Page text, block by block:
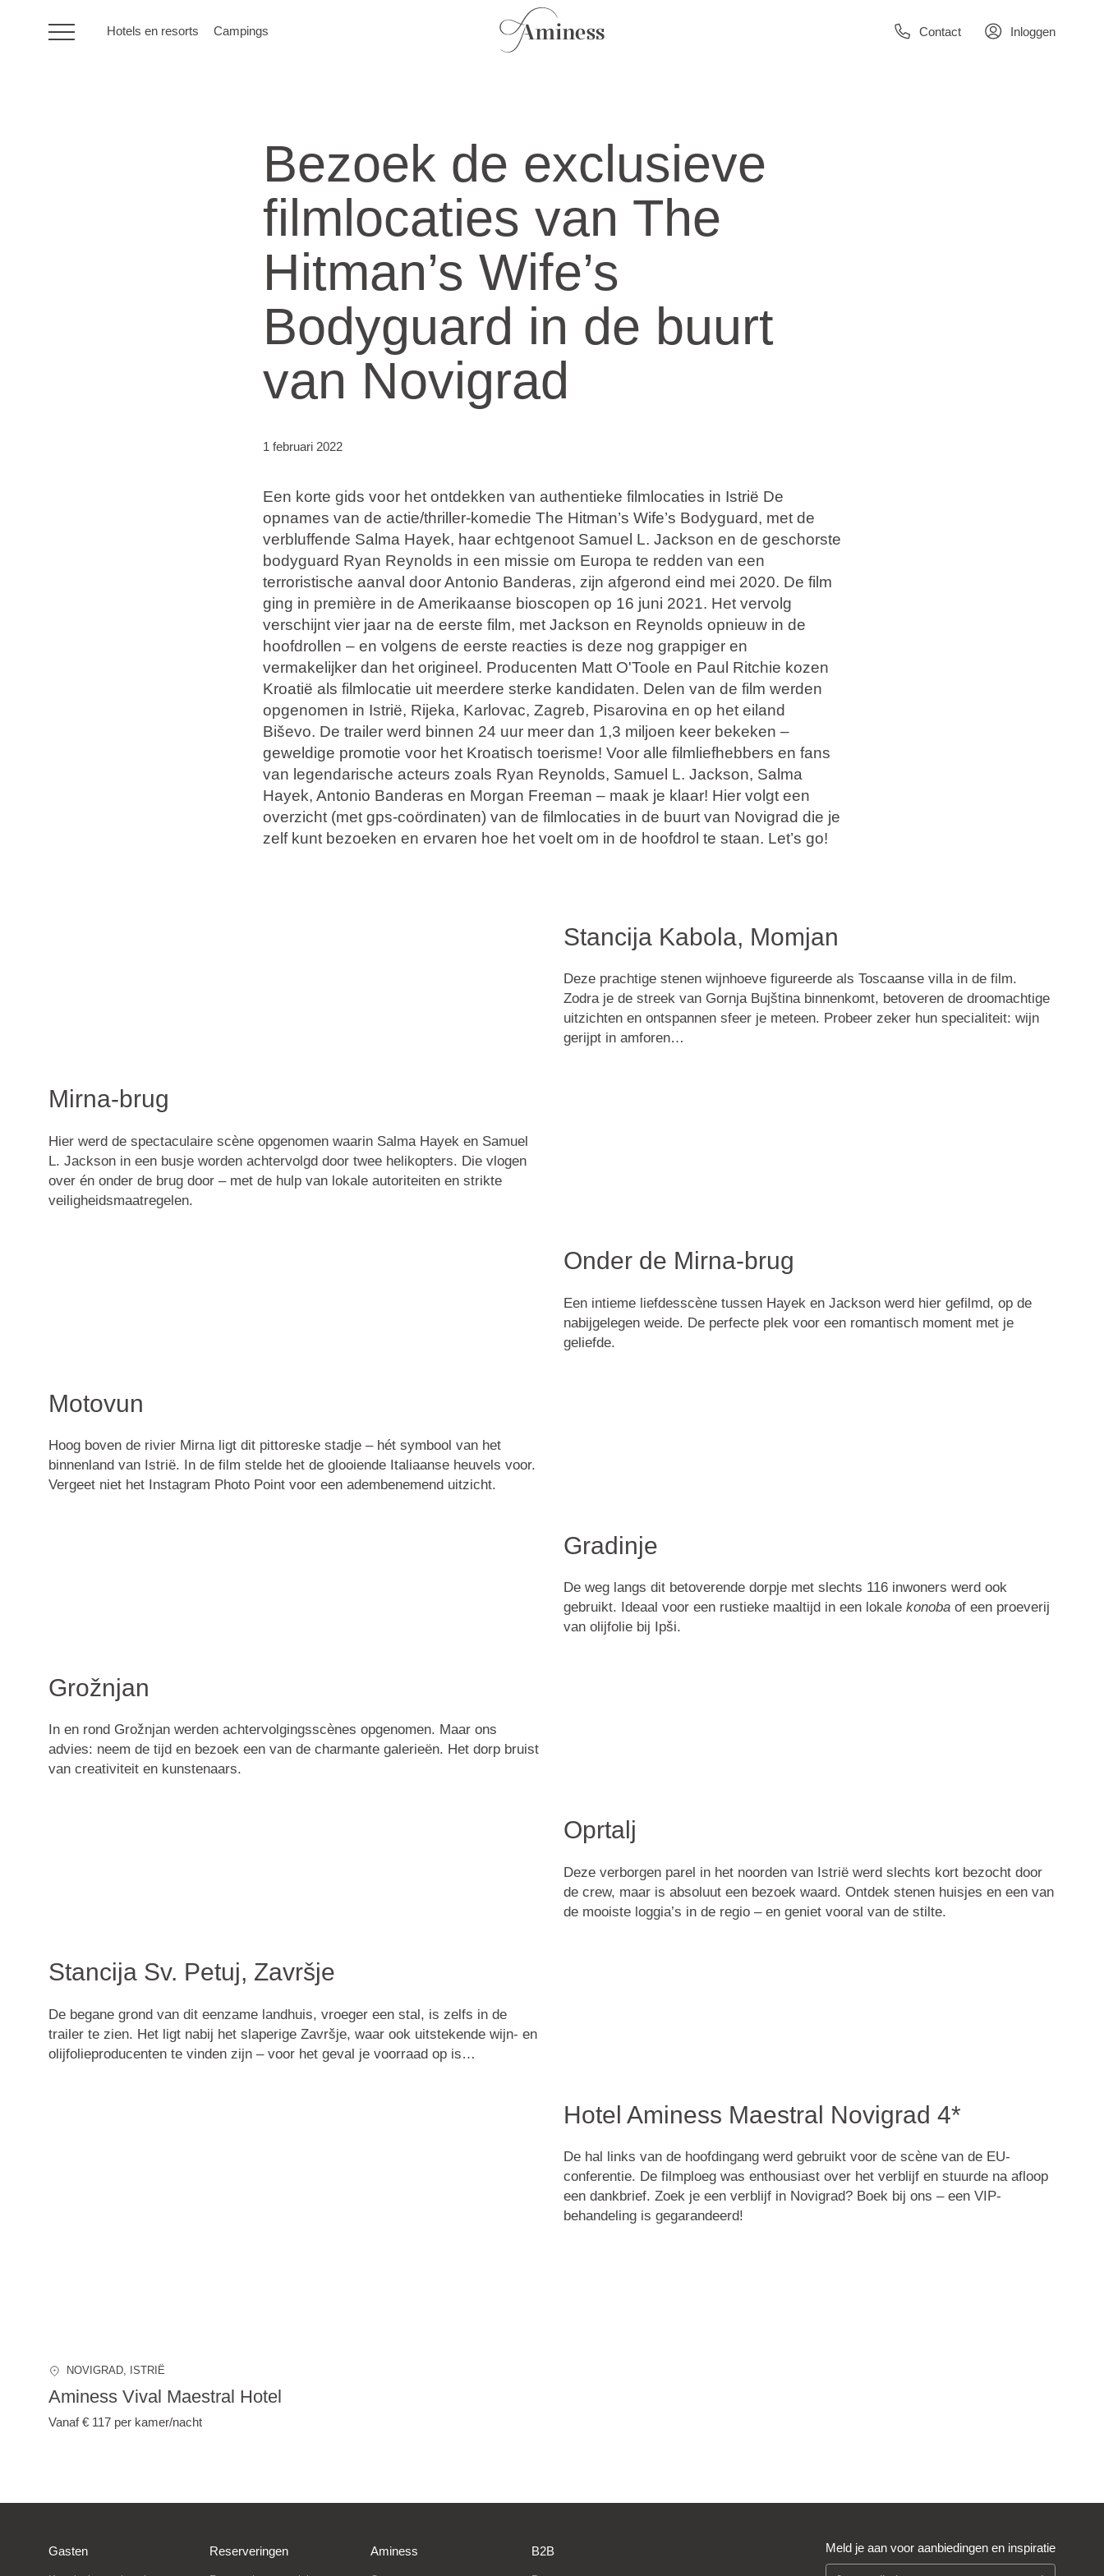
Hotels en resorts Campings Contact Inloggen
Bezoek de exclusieve
filmlocaties van The
Hitman’s Wife’s
Bodyguard in de buurt
van Novigrad
1 februari 2022
Een korte gids voor het ontdekken van authentieke filmlocaties in Istrië De
opnames van de actie/thriller-komedie The Hitman’s Wife’s Bodyguard, met de
verbluffende Salma Hayek, haar echtgenoot Samuel L. Jackson en de geschorste
bodyguard Ryan Reynolds in een missie om Europa te redden van een
terroristische aanval door Antonio Banderas, zijn afgerond eind mei 2020. De film
ging in première in de Amerikaanse bioscopen op 16 juni 2021. Het vervolg
verschijnt vier jaar na de eerste film, met Jackson en Reynolds opnieuw in de
hoofdrollen – en volgens de eerste reacties is deze nog grappiger en
vermakelijker dan het origineel. Producenten Matt O'Toole en Paul Ritchie kozen
Kroatië als filmlocatie uit meerdere sterke kandidaten. Delen van de film werden
opgenomen in Istrië, Rijeka, Karlovac, Zagreb, Pisarovina en op het eiland
Biševo. De trailer werd binnen 24 uur meer dan 1,3 miljoen keer bekeken –
geweldige promotie voor het Kroatisch toerisme! Voor alle filmliefhebbers en fans
van legendarische acteurs zoals Ryan Reynolds, Samuel L. Jackson, Salma
Hayek, Antonio Banderas en Morgan Freeman – maak je klaar! Hier volgt een
overzicht (met gps-coördinaten) van de filmlocaties in de buurt van Novigrad die je
zelf kunt bezoeken en ervaren hoe het voelt om in de hoofdrol te staan. Let’s go!
Stancija Kabola, Momjan
Deze prachtige stenen wijnhoeve figureerde als Toscaanse villa in de film.
Zodra je de streek van Gornja Bujština binnenkomt, betoveren de droomachtige
uitzichten en ontspannen sfeer je meteen. Probeer zeker hun specialiteit: wijn
gerijpt in amforen…
Mirna-brug
Hier werd de spectaculaire scène opgenomen waarin Salma Hayek en Samuel
L. Jackson in een busje worden achtervolgd door twee helikopters. Die vlogen
over én onder de brug door – met de hulp van lokale autoriteiten en strikte
veiligheidsmaatregelen.
Onder de Mirna-brug
Een intieme liefdesscène tussen Hayek en Jackson werd hier gefilmd, op de
nabijgelegen weide. De perfecte plek voor een romantisch moment met je
geliefde.
Motovun
Hoog boven de rivier Mirna ligt dit pittoreske stadje – hét symbool van het
binnenland van Istrië. In de film stelde het de glooiende Italiaanse heuvels voor.
Vergeet niet het Instagram Photo Point voor een adembenemend uitzicht.
Gradinje
De weg langs dit betoverende dorpje met slechts 116 inwoners werd ook
gebruikt. Ideaal voor een rustieke maaltijd in een lokale konobaof een proeverij
van olijfolie bij Ipši.
Grožnjan
In en rond Grožnjan werden achtervolgingsscènes opgenomen. Maar ons
advies: neem de tijd en bezoek een van de charmante galerieën. Het dorp bruist
van creativiteit en kunstenaars.
Oprtalj
Deze verborgen parel in het noorden van Istrië werd slechts kort bezocht door
de crew, maar is absoluut een bezoek waard. Ontdek stenen huisjes en een van
de mooiste loggia’s in de regio – en geniet vooral van de stilte.
Stancija Sv. Petuj, Završje
De begane grond van dit eenzame landhuis, vroeger een stal, is zelfs in de
trailer te zien. Het ligt nabij het slaperige Završje, waar ook uitstekende wijn- en
olijfolieproducenten te vinden zijn – voor het geval je voorraad op is…
Hotel Aminess Maestral Novigrad 4*
De hal links van de hoofdingang werd gebruikt voor de scène van de EU-
conferentie. De filmploeg was enthousiast over het verblijf en stuurde na afloop
een dankbrief. Zoek je een verblijf in Novigrad? Boek bij ons – een VIP-
behandeling is gegarandeerd!
NOVIGRAD, ISTRIË
Aminess Vival Maestral Hotel
Vanaf € 117 per kamer/nacht
Gasten Reserveringen Aminess B2B Meld je aan voor aanbiedingen en inspiratie